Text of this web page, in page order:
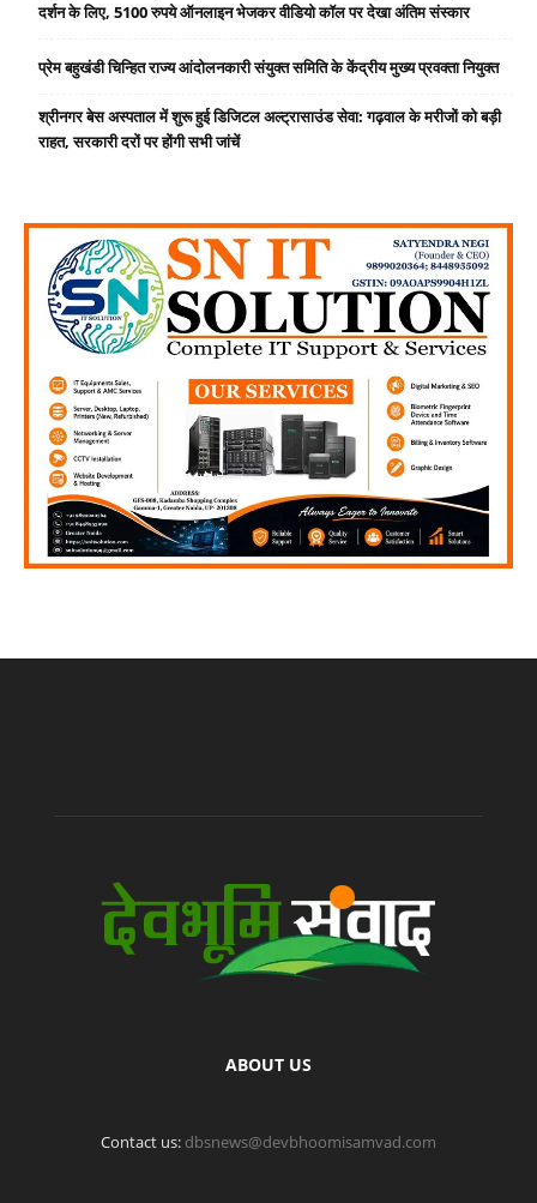
दर्शन के लिए, 5100 रुपये ऑनलाइन भेजकर वीडियो कॉल पर देखा अंतिम संस्कार
प्रेम बहुखंडी चिन्हित राज्य आंदोलनकारी संयुक्त समिति के केंद्रीय मुख्य प्रवक्ता नियुक्त
श्रीनगर बेस अस्पताल में शुरू हुई डिजिटल अल्ट्रासाउंड सेवा: गढ़वाल के मरीजों को बड़ी
राहत, सरकारी दरों पर होंगी सभी जांचें
ABOUT US
Contact us: dbsnews@devbhoomisamvad.com